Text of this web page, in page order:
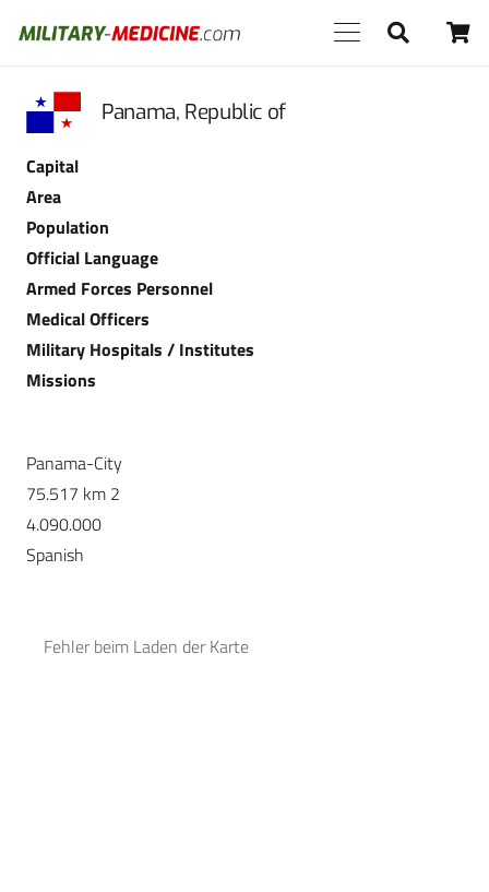
Panama, Republic of
Capital
Area
Population
Official Language
Armed Forces Personnel
Medical Officers
Military Hospitals / Institutes
Missions
Panama-City
75.517 km 2
4.090.000
Spanish
Fehler beim Laden der Karte